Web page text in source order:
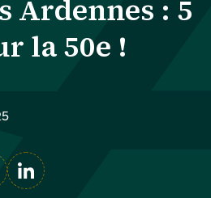
Ardennes : 5
la 50e !